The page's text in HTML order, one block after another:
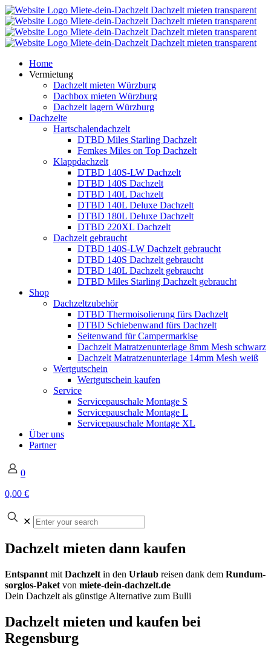
Home
Vermietung
Dachzelt mieten Würzburg
Dachbox mieten Würzburg
Dachzelt lagern Würzburg
Dachzelte
Hartschalendachzelt
DTBD Miles Starling Dachzelt
Femkes Miles on Top Dachzelt
Klappdachzelt
DTBD 140S-LW Dachzelt
DTBD 140S Dachzelt
DTBD 140L Dachzelt
DTBD 140L Deluxe Dachzelt
DTBD 180L Deluxe Dachzelt
DTBD 220XL Dachzelt
Dachzelt gebraucht
DTBD 140S-LW Dachzelt gebraucht
DTBD 140S Dachzelt gebraucht
DTBD 140L Dachzelt gebraucht
DTBD Miles Starling Dachzelt gebraucht
Shop
Dachzeltzubehör
DTBD Thermoisolierung fürs Dachzelt
DTBD Schiebenwand fürs Dachzelt
Seitenwand für Campermarkise
Dachzelt Matratzenunterlage 8mm Mesh schwarz
Dachzelt Matratzenunterlage 14mm Mesh weiß
Wertgutschein
Wertgutschein kaufen
Service
Servicepauschale Montage S
Servicepauschale Montage L
Servicepauschale Montage XL
Über uns
Partner
0
0,00 €
✕
Dachzelt mieten dann kaufen
Entspannt mit Dachzelt in den Urlaub reisen dank dem Rundum-
sorglos-Paket von miete-dein-dachzelt.de
Dein Dachzelt als günstige Alternative zum Bulli
Dachzelt mieten und kaufen bei
Regensburg